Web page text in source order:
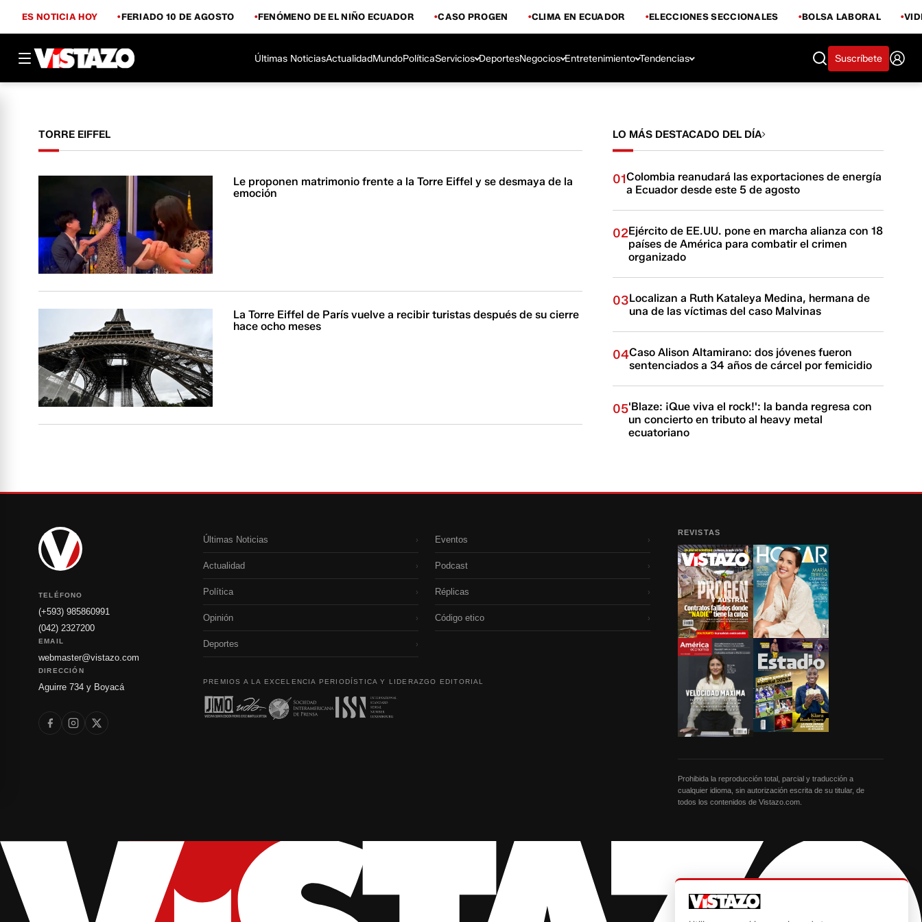
ES NOTICIA HOY FERIADO 10 DE AGOSTO FENÓMENO DE EL NIÑO ECUADOR CASO PROGEN CLIMA EN ECUADOR ELECCIONES SECCIONALES BOLSA LABORAL
Últimas NoticiasActualidadMundoPolíticaServicios DeportesNegocios Entretenimiento Tendencias Suscríbete
TORRE EIFFEL
Le proponen matrimonio frente a la Torre Eiffel y se desmaya de la
emoción
La Torre Eiffel de París vuelve a recibir turistas después de su cierre
hace ocho meses
LO MÁS DESTACADO DEL DÍA
01Colombia reanudará las exportaciones de energía
a Ecuador desde este 5 de agosto
02Ejército de EE.UU. pone en marcha alianza con 18
países de América para combatir el crimen
organizado
03Localizan a Ruth Kataleya Medina, hermana de
una de las víctimas del caso Malvinas
04Caso Alison Altamirano: dos jóvenes fueron
sentenciados a 34 años de cárcel por femicidio
05'Blaze: ¡Que viva el rock!': la banda regresa con
un concierto en tributo al heavy metal
ecuatoriano
TELÉFONO
(+593) 985860991
(042) 2327200
EMAIL
webmaster@vistazo.com
DIRECCIÓN
Aguirre 734 y Boyacá
Últimas Noticias ›
Actualidad ›
Política ›
Opinión ›
Deportes ›
Eventos ›
Podcast ›
Réplicas ›
Código etico ›
PREMIOS A LA EXCELENCIA PERIODÍSTICA Y LIDERAZGO EDITORIAL
REVISTAS
Prohibida la reproducción total, parcial y traducción a
cualquier idioma, sin autorización escrita de su titular, de
todos los contenidos de Vistazo.com.